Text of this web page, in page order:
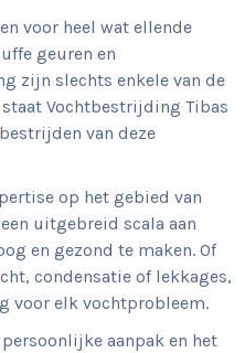
voor heel wat ellende
geuren en
zijn slechts enkele van de
Vochtbestrijding Tibas
van deze
op het gebied van
uitgebreid scala aan
en gezond te maken. Of
condensatie of lekkages,
voor elk vochtprobleem.
aanpak en het